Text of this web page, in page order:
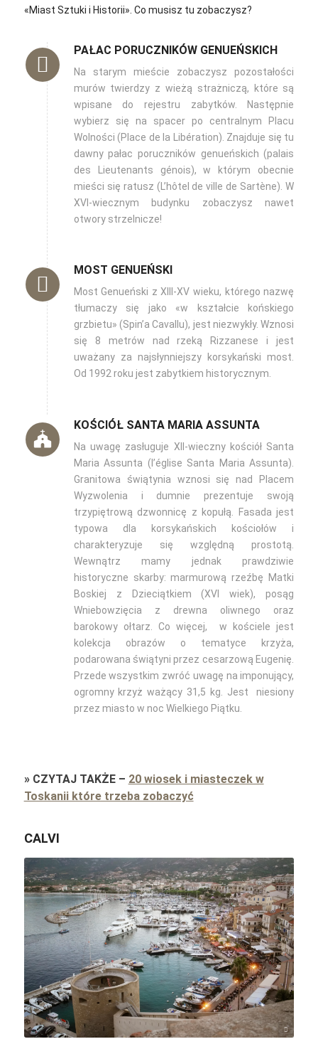
«Miast Sztuki i Historii»‎. Co musisz tu zobaczysz?
PAŁAC PORUCZNIKÓW GENUEŃSKICH
Na starym mieście zobaczysz pozostałości
murów twierdzy z wieżą strażniczą, które są
wpisane do rejestru zabytków. Następnie
wybierz się na spacer po centralnym Placu
Wolności (Place de la Libération). Znajduje się tu
dawny pałac poruczników genueńskich (palais
des Lieutenants génois), w którym obecnie
mieści się ratusz (L’hôtel de ville de Sartène). W
XVI-wiecznym budynku zobaczysz nawet
otwory strzelnicze!
MOST GENUEŃSKI
Most Genueński z XIII-XV wieku, którego nazwę
tłumaczy się jako «w kształcie końskiego
grzbietu»‎ (Spin’a Cavallu), jest niezwykły. Wznosi
się 8 metrów nad rzeką Rizzanese i jest
uważany za najsłynniejszy korsykański most.
Od 1992 roku jest zabytkiem historycznym.
KOŚCIÓŁ SANTA MARIA ASSUNTA
Na uwagę zasługuje XII-wieczny kościół Santa
Maria Assunta (l’église Santa Maria Assunta).
Granitowa świątynia wznosi się nad Placem
Wyzwolenia i dumnie prezentuje swoją
trzypiętrową dzwonnicę z kopułą. Fasada jest
typowa dla korsykańskich kościołów i
charakteryzuje się względną prostotą.
Wewnątrz mamy jednak prawdziwie
historyczne skarby: marmurową rzeźbę Matki
Boskiej z Dzieciątkiem (XVI wiek), posąg
Wniebowzięcia z drewna oliwnego oraz
barokowy ołtarz. Co więcej, w kościele jest
kolekcja obrazów o tematyce krzyża,
podarowana świątyni przez cesarzową Eugenię.
Przede wszystkim zwróć uwagę na imponujący,
ogromny krzyż ważący 31,5 kg. Jest niesiony
przez miasto w noc Wielkiego Piątku.
» CZYTAJ TAKŻE– 20 wiosek i miasteczek w
Toskanii które trzeba zobaczyć
CALVI
Simon Hermans / Unsplash